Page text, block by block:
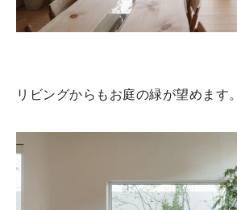
リビングからもお庭の緑が望めます。